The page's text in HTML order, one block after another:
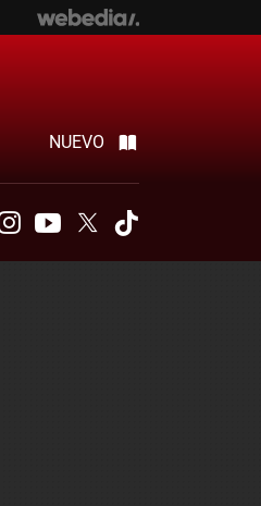
NUEVO
InstagramYoutubeTwitter